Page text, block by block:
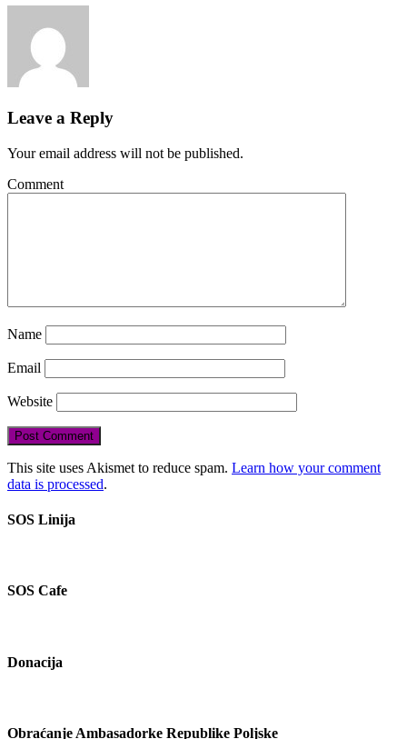
Leave a Reply
Your email address will not be published.
Comment
Name
Email
Website
This site uses Akismet to reduce spam. Learn how your comment
data is processed.
SOS Linija
SOS Cafe
Donacija
Obraćanje Ambasadorke Republike Poljske